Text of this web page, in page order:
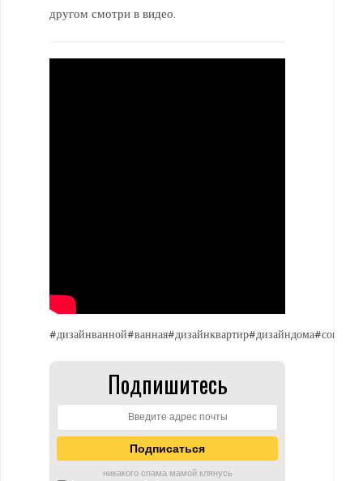
другом смотри в видео. ⠀
Подпишитесь
никакого спама мамой клянусь